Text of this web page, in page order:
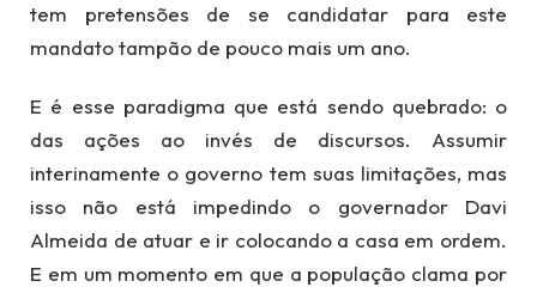
tem pretensões de se candidatar para este
mandato tampão de pouco mais um ano.
E é esse paradigma que está sendo quebrado: o
das ações ao invés de discursos. Assumir
interinamente o governo tem suas limitações, mas
isso não está impedindo o governador Davi
Almeida de atuar e ir colocando a casa em ordem.
E em um momento em que a população clama por